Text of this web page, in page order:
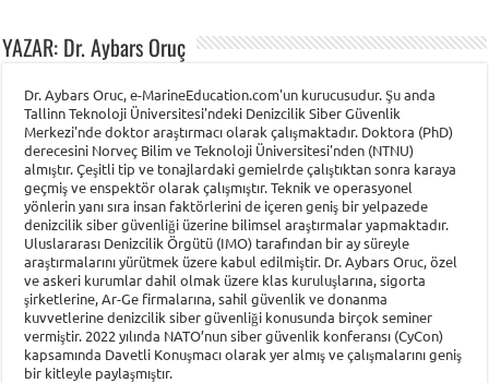
YAZAR: Dr. Aybars Oruç
Dr. Aybars Oruc, e-MarineEducation.com'un kurucusudur. Şu anda
Tallinn Teknoloji Üniversitesi'ndeki Denizcilik Siber Güvenlik
Merkezi'nde doktor araştırmacı olarak çalışmaktadır. Doktora (PhD)
derecesini Norveç Bilim ve Teknoloji Üniversitesi'nden (NTNU)
almıştır. Çeşitli tip ve tonajlardaki gemielrde çalıştıktan sonra karaya
geçmiş ve enspektör olarak çalışmıştır. Teknik ve operasyonel
yönlerin yanı sıra insan faktörlerini de içeren geniş bir yelpazede
denizcilik siber güvenliği üzerine bilimsel araştırmalar yapmaktadır.
Uluslararası Denizcilik Örgütü (IMO) tarafından bir ay süreyle
araştırmalarını yürütmek üzere kabul edilmiştir. Dr. Aybars Oruc, özel
ve askeri kurumlar dahil olmak üzere klas kuruluşlarına, sigorta
şirketlerine, Ar-Ge firmalarına, sahil güvenlik ve donanma
kuvvetlerine denizcilik siber güvenliği konusunda birçok seminer
vermiştir. 2022 yılında NATO’nun siber güvenlik konferansı (CyCon)
kapsamında Davetli Konuşmacı olarak yer almış ve çalışmalarını geniş
bir kitleyle paylaşmıştır.